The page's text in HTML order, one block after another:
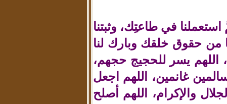
في طاعتِك، وثبتنا
من حقوق خلقك وبارك لنا
اللهم يسر للحجيج حجهم،
غانمين، اللهم اجعل
والإكرام، اللهم أصلح